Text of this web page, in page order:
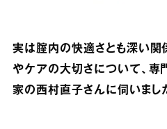
実は腟内の快適さとも深い関
やケアの大切さについて、専
家の西村直子さんに伺いまし